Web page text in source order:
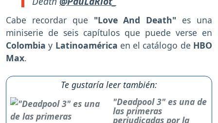
Cabe recordar que "Love And Death" es una
miniserie de seis capítulos que puede verse en
Colombia y Latinoamérica en el catálogo de HBO
Max.
Te gustaría leer también:
"Deadpool 3" es una de
las primeras
perjudicadas por la